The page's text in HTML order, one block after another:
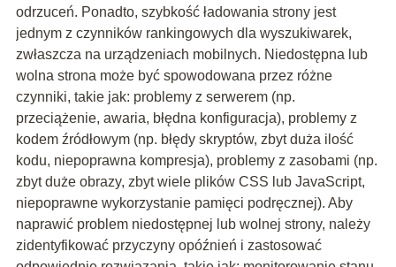
odrzuceń. Ponadto, szybkość ładowania strony jest
jednym z czynników rankingowych dla wyszukiwarek,
zwłaszcza na urządzeniach mobilnych. Niedostępna lub
wolna strona może być spowodowana przez różne
czynniki, takie jak: problemy z serwerem (np.
przeciążenie, awaria, błędna konfiguracja), problemy z
kodem źródłowym (np. błędy skryptów, zbyt duża ilość
kodu, niepoprawna kompresja), problemy z zasobami (np.
zbyt duże obrazy, zbyt wiele plików CSS lub JavaScript,
niepoprawne wykorzystanie pamięci podręcznej). Aby
naprawić problem niedostępnej lub wolnej strony, należy
zidentyfikować przyczyny opóźnień i zastosować